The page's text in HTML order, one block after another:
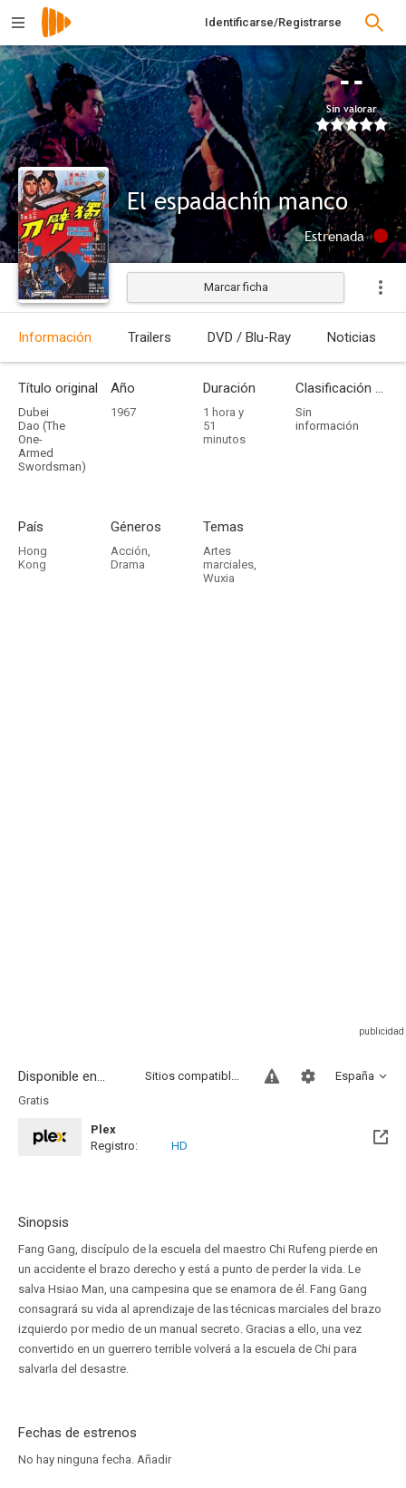
Identificarse/Registrarse
--
Sin valorar
El espadachín manco
Estrenada
Marcar ficha
Información Trailers DVD / Blu-Ray Noticias
Título original
Dubei
Dao (The
One-
Armed
Swordsman)
Año
1967
Duración
1 hora y
51
minutos
Clasificación por edades
Sin
información
País
Hong
Kong
Géneros
Acción,
Drama
Temas
Artes
marciales,
Wuxia
Disponible en... España
Sitios compatibles
Gratis
Plex
Registro:
HD
Sinopsis
Fang Gang, discípulo de la escuela del maestro Chi Rufeng pierde en
un accidente el brazo derecho y está a punto de perder la vida. Le
salva Hsiao Man, una campesina que se enamora de él. Fang Gang
consagrará su vida al aprendizaje de las técnicas marciales del brazo
izquierdo por medio de un manual secreto. Gracias a ello, una vez
convertido en un guerrero terrible volverá a la escuela de Chi para
salvarla del desastre.
Fechas de estrenos
No hay ninguna fecha. Añadir